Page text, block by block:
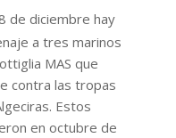
de diciembre hay
a tres marinos
MAS que
contra las tropas
Estos
en octubre de